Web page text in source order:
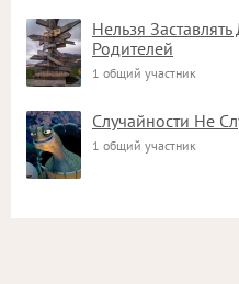
Нельзя
Родителей
1 общий участник
Случайности Не
1 общий участник